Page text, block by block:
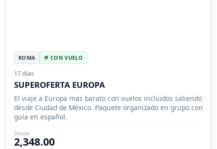
ROMA CON VUELO
17 días
SUPEROFERTA EUROPA
El viaje a Europa mas barato con vuelos incluidos saliendo
desde Ciudad de México. Paquete organizado en grupo con
guía en español.
Desde
2,348.00